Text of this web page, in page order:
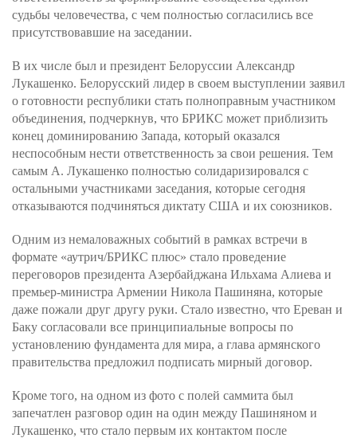
судьбы человечества, с чем полностью согласились все
присутствовавшие на заседании.
В их числе был и президент Белоруссии Александр
Лукашенко. Белорусский лидер в своем выступлении заявил
о готовности республики стать полноправным участником
объединения, подчеркнув, что БРИКС может приблизить
конец доминированию Запада, который оказался
неспособным нести ответственность за свои решения. Тем
самым А. Лукашенко полностью солидаризировался с
остальными участниками заседания, которые сегодня
отказываются подчиняться диктату США и их союзников.
Одним из немаловажных событий в рамках встречи в
формате «аутрич/БРИКС плюс» стало проведение
переговоров президента Азербайджана Ильхама Алиева и
премьер-министра Армении Никола Пашиняна, которые
даже пожали друг другу руки. Стало известно, что Ереван и
Баку согласовали все принципиальные вопросы по
установлению фундамента для мира, а глава армянского
правительства предложил подписать мирный договор.
Кроме того, на одном из фото с полей саммита был
запечатлен разговор один на один между Пашиняном и
Лукашенко, что стало первым их контактом после